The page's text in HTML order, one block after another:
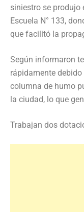
siniestro se produjo
Escuela N° 133,
que facilitó la
Según informaron
rápidamente
columna de humo
la ciudad, lo que
Trabajan dos